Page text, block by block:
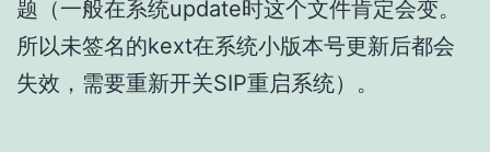
题（一般在系统update时这个文件肯定会变。
所以未签名的kext在系统小版本号更新后都会
失效，需要重新开关SIP重启系统）。